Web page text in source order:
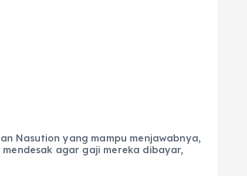
Nasution yang mampu menjawabnya,
agar gaji mereka dibayar,